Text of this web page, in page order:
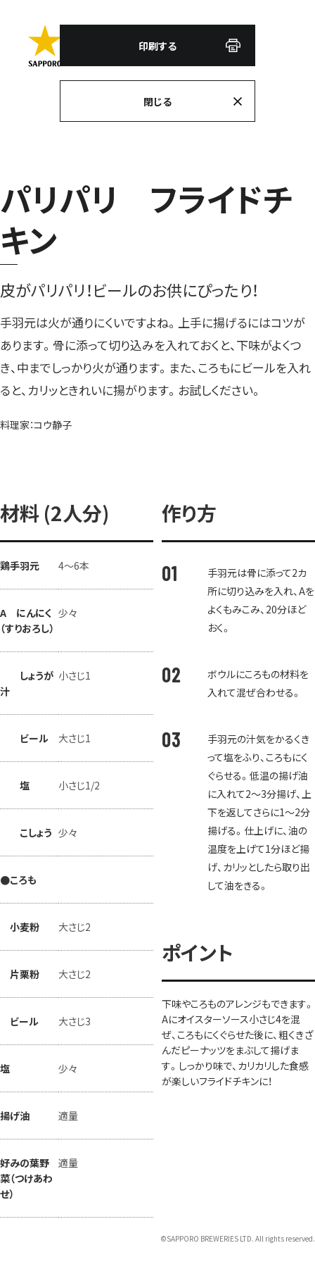
印刷する
閉じる
パリパリ フライドチ
キン
皮がパリパリ！ビールのお供にぴったり！
手羽元は火が通りにくいですよね。上手に揚げるにはコツが
あります。骨に添って切り込みを入れておくと、下味がよくつ
き、中までしっかり火が通ります。また、ころもにビールを入れ
ると、カリッときれいに揚がります。お試しください。
料理家：コウ静子
材料 (2人分)
鶏手羽元 4～6本
A にんにく
（すりおろし）
少々
しょうが
汁
小さじ1
ビール 大さじ1
塩 小さじ1/2
こしょう 少々
●ころも
小麦粉 大さじ2
片栗粉 大さじ2
ビール 大さじ3
塩 少々
揚げ油 適量
好みの葉野
菜（つけあわ
せ）
適量
作り方
手羽元は骨に添って2カ
所に切り込みを入れ、Aを
よくもみこみ、20分ほど
おく。
ボウルにころもの材料を
入れて混ぜ合わせる。
手羽元の汁気をかるくき
って塩をふり、ころもにく
ぐらせる。低温の揚げ油
に入れて2～3分揚げ、上
下を返してさらに1～2分
揚げる。仕上げに、油の
温度を上げて1分ほど揚
げ、カリッとしたら取り出
して油をきる。
ポイント
下味やころものアレンジもできます。
Aにオイスターソース小さじ4を混
ぜ、ころもにくぐらせた後に、粗くきざ
んだピーナッツをまぶして揚げま
す。しっかり味で、カリカリした食感
が楽しいフライドチキンに！
©SAPPORO BREWERIES LTD. All rights reserved.